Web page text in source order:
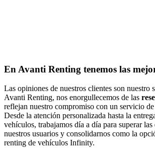
En Avanti Renting tenemos las
Las opiniones de nuestros clientes son nuestro
Avanti Renting, nos enorgullecemos de las
reflejan nuestro compromiso con un servicio
Desde la atención personalizada hasta la
vehículos, trabajamos día a día para superar las
nuestros usuarios y consolidarnos como la
renting de vehículos Infinity.